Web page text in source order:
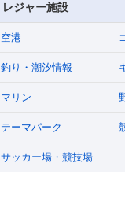
レジャー施設
空港
釣り・潮汐情報
マリン
テーマパーク
サッカー場・競技場